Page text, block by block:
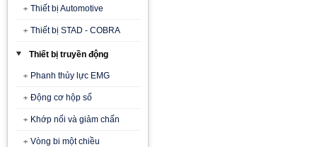
Thiết bị Automotive
Thiết bị STAD - COBRA
Thiết bị truyền động
Phanh thủy lực EMG
Động cơ hộp số
Khớp nối và giảm chấn
Vòng bi một chiều